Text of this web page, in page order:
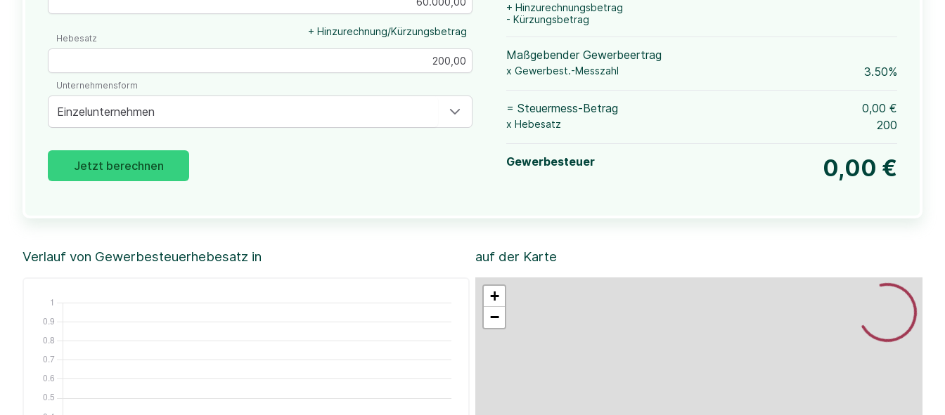
+ Hinzurechnung/Kürzungsbetrag
Hebesatz
Einzelunternehmen
Unternehmensform
Jetzt berechnen
+ Hinzurechnungsbetrag
- Kürzungsbetrag
Maßgebender Gewerbeertrag
x Gewerbest.-Messzahl 3.50%
= Steuermess-Betrag 0,00 €
x Hebesatz 200
Gewerbesteuer 0,00 €
Verlauf von Gewerbesteuerhebesatz in auf der Karte
+
−